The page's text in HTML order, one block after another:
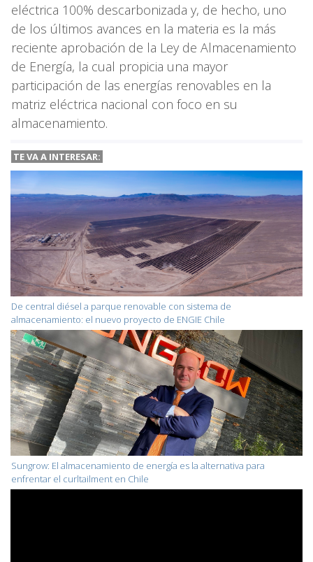
eléctrica 100% descarbonizada y, de hecho, uno
de los últimos avances en la materia es la más
reciente aprobación de la Ley de Almacenamiento
de Energía, la cual propicia una mayor
participación de las energías renovables en la
matriz eléctrica nacional con foco en su
almacenamiento.
TE VA A INTERESAR:
De central diésel a parque renovable con sistema de
almacenamiento: el nuevo proyecto de ENGIE Chile
Sungrow: El almacenamiento de energía es la alternativa para
enfrentar el curltailment en Chile